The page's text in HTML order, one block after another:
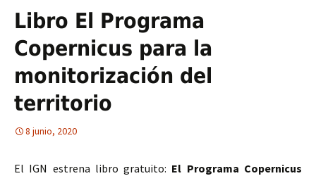
Libro El Programa
Copernicus para la
monitorización del
territorio
8 junio, 2020
El IGN estrena libro gratuito: El Programa Copernicus